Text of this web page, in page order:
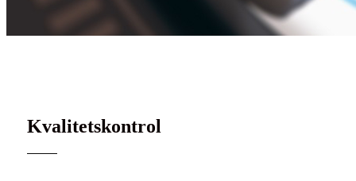
Kvalitetskontrol